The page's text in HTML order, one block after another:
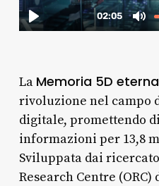
La Memoria 5D eterna
rivoluzione nel campo
digitale, promettendo
informazioni per 13,8
Sviluppata dai
Research Centre